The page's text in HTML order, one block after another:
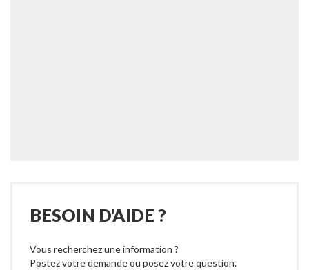
BESOIN D'AIDE ?
Vous recherchez une information ?
Postez votre demande ou posez votre question.